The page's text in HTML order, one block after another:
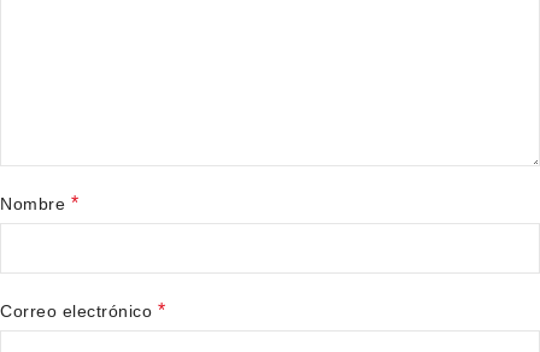
Nombre *
Correo electrónico *